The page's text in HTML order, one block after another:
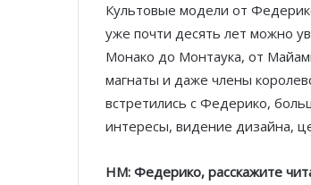
Культовые модели от
уже почти десять лет можно
Монако до Монтаука, от
магнаты и даже члены
встретились с Федерико,
интересы, видение дизайна,
HM: Федерико, расскажите